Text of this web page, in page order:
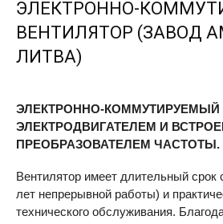
ЭЛЕКТРОННО-
ВЕНТИЛЯТОР (ЗАВОД
ЛИТВА)
ЭЛЕКТРОННО-КОММУТИРУЕМЫЙ
ЭЛЕКТРОДВИГАТЕЛЕМ И
ПРЕОБРАЗОВАТЕЛЕМ ЧАСТОТЫ.
Вентилятор имеет длительный
лет непрерывной работы) и
технического обслуживания.